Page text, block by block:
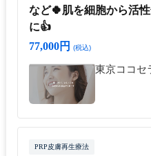
など🍀肌を細胞から活
に👍
77,000円
(税込)
東京ココセ
PRP皮膚再生療法